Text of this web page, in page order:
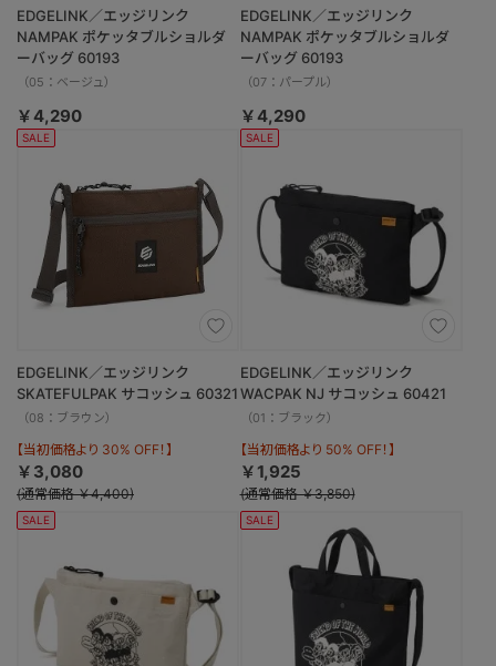
EDGELINK／エッジリンク
NAMPAK ポケッタブルショルダ
ーバッグ 60193
（05：ベージュ）
￥4,290
EDGELINK／エッジリンク
NAMPAK ポケッタブルショルダ
ーバッグ 60193
（07：パープル）
￥4,290
SALE
EDGELINK／エッジリンク
SKATEFULPAK サコッシュ 60321
（08：ブラウン）
【当初価格より 30% OFF！】
￥3,080
(通常価格 ￥4,400)
SALE
EDGELINK／エッジリンク
WACPAK NJ サコッシュ 60421
（01：ブラック）
【当初価格より 50% OFF！】
￥1,925
(通常価格 ￥3,850)
SALE SALE